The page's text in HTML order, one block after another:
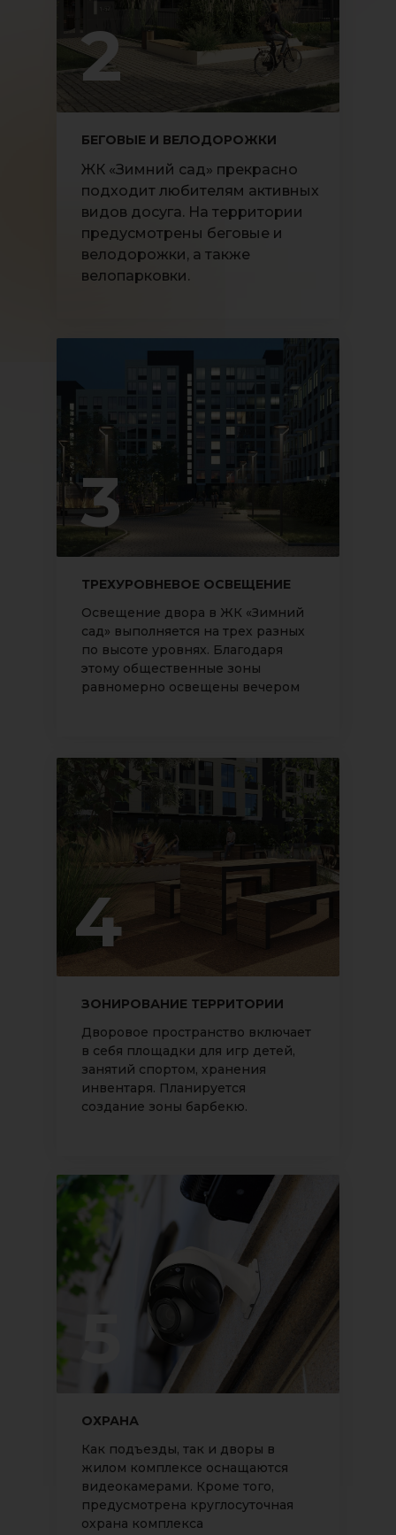
Дворовое пространство включает
в себя площадки для игр детей,
занятий спортом, хранения
инвентаря. Планируется
создание зоны барбекю.
ЗОНИРОВАНИЕ ТЕРРИТОРИИ
ЖК «Зимний сад» прекрасно
подходит любителям активных
видов досуга. На территории
предусмотрены беговые и
велодорожки, а также
велопарковки.
БЕГОВЫЕ И ВЕЛОДОРОЖКИ
Освещение двора в ЖК «Зимний
сад» выполняется на трех разных
по высоте уровнях. Благодаря
этому общественные зоны
равномерно освещены вечером
ТРЕХУРОВНЕВОЕ ОСВЕЩЕНИЕ
Как подъезды, так и дворы в
жилом комплексе оснащаются
видеокамерами. Кроме того,
предусмотрена круглосуточная
охрана комплекса
ОХРАНА
2
3
4
5